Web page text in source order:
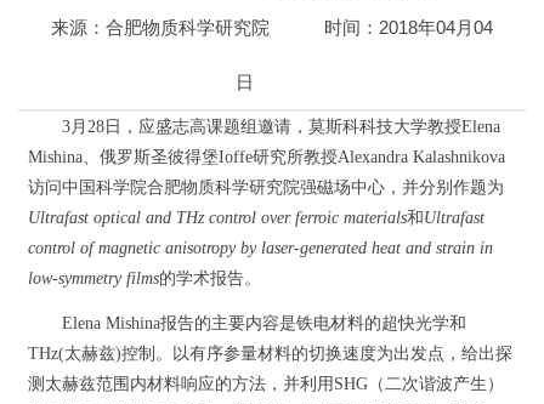
来源：合肥物质科学研究院 时间：2018年04月04
日
3月28日，应盛志高课题组邀请，莫斯科科技大学教授Elena
Mishina、俄罗斯圣彼得堡Ioffe研究所教授Alexandra Kalashnikova
访问中国科学院合肥物质科学研究院强磁场中心，并分别作题为
Ultrafast optical and THz control over ferroic materials和 Ultrafast
control of magnetic anisotropy by laser-generated heat and strain in
low-symmetry films的学术报告。
Elena Mishina报告的主要内容是铁电材料的超快光学和
THz(太赫兹)控制。以有序参量材料的切换速度为出发点，给出探
测太赫兹范围内材料响应的方法，并利用SHG（二次谐波产生）